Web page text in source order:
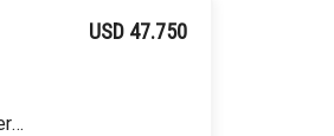
Departamento en venta de 1 dormitorio c/ cochera en Campana
USD 47.750